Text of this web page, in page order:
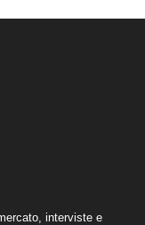
interviste e